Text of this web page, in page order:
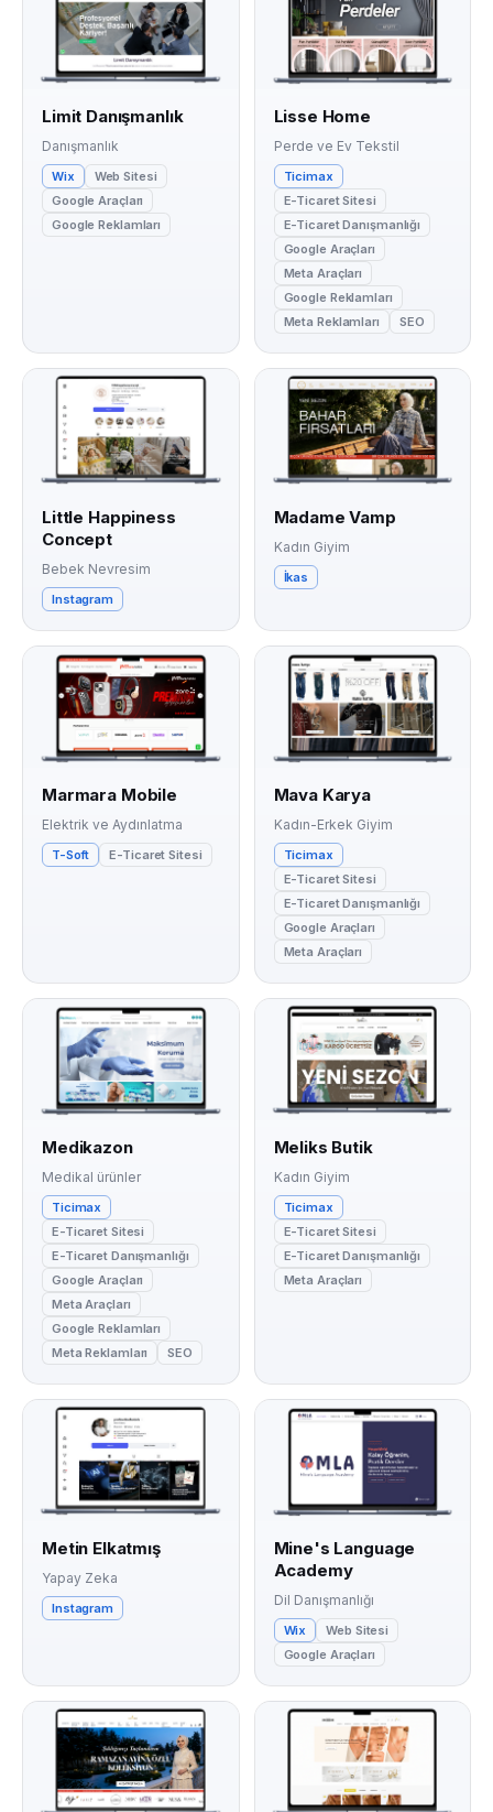
Limit Danışmanlık
Danışmanlık
Wix
Web Sitesi
Google Araçları
Google Reklamları
Lisse Home
Perde ve Ev Tekstil
Ticimax
E-Ticaret Sitesi
E-Ticaret Danışmanlığı
Google Araçları
Meta Araçları
Google Reklamları
Meta Reklamları
SEO
Little Happiness
Concept
Bebek Nevresim
Instagram
Madame Vamp
Kadın Giyim
İkas
Marmara Mobile
Elektrik ve Aydınlatma
T-Soft E-Ticaret Sitesi
Mava Karya
Kadın-Erkek Giyim
Ticimax
E-Ticaret Sitesi
E-Ticaret Danışmanlığı
Google Araçları
Meta Araçları
Medikazon
Medikal ürünler
Ticimax
E-Ticaret Sitesi
E-Ticaret Danışmanlığı
Google Araçları
Meta Araçları
Google Reklamları
Meta Reklamları
SEO
Meliks Butik
Kadın Giyim
Ticimax
E-Ticaret Sitesi
E-Ticaret Danışmanlığı
Meta Araçları
Metin Elkatmış
Yapay Zeka
Instagram
Mine's Language
Academy
Dil Danışmanlığı
Wix
Web Sitesi
Google Araçları